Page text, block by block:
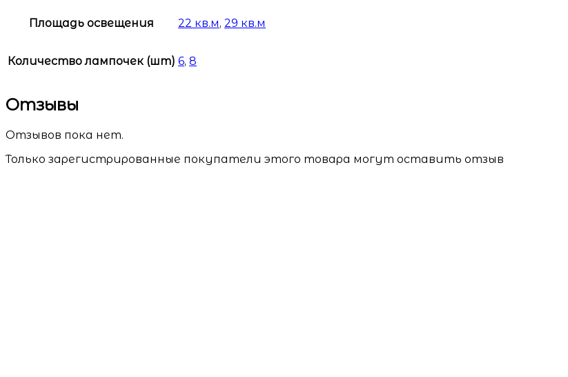
Площадь освещения 22 кв.м, 29 кв.м
Количество лампочек (шт) 6, 8
Отзывы
Отзывов пока нет.
Только зарегистрированные покупатели этого товара могут оставить отзыв